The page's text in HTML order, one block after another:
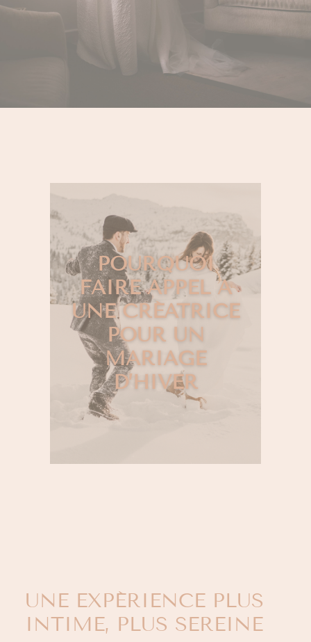
POURQUOI
FAIRE APPEL À
UNE CRÉATRICE
POUR UN
MARIAGE
D’HIVER
UNE EXPÉRIENCE PLUS
INTIME, PLUS SEREINE